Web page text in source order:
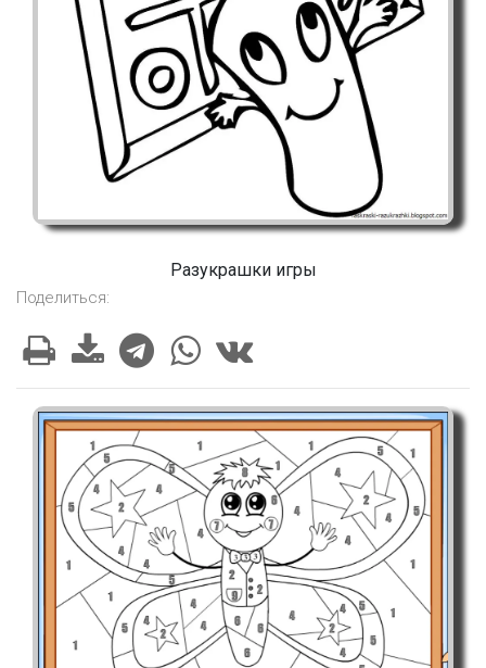
Разукрашки игры
Поделиться: